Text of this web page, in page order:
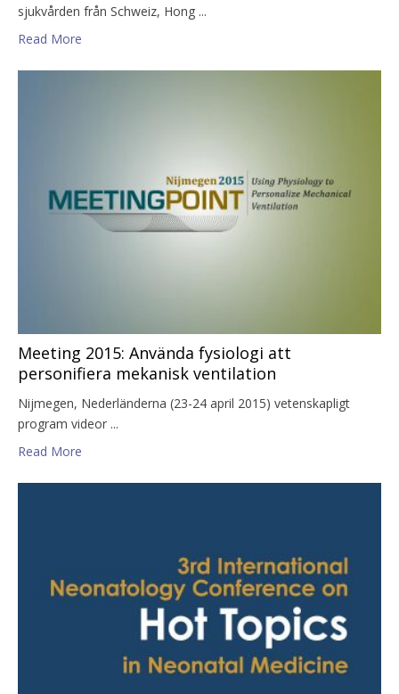
sjukvården från Schweiz, Hong ...
Read More
Meeting 2015: Använda fysiologi att
personifiera mekanisk ventilation
Nijmegen, Nederländerna (23-24 april 2015) vetenskapligt
program videor ...
Read More